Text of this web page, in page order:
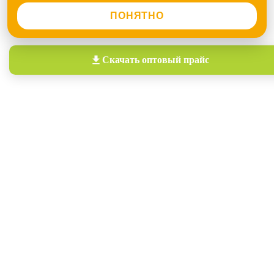
ПОНЯТНО
Скачать оптовый прайс